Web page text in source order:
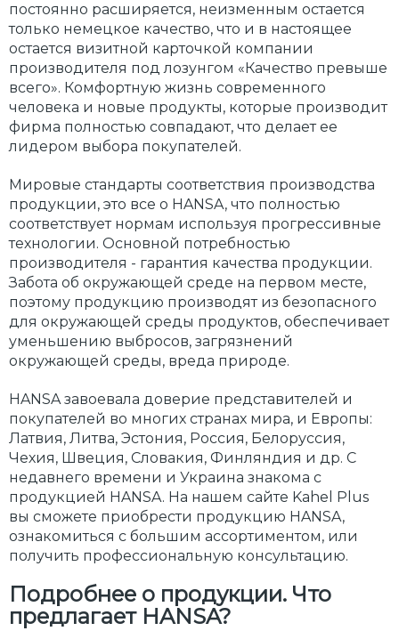
постоянно расширяется, неизменным остается
только немецкое качество, что и в настоящее
остается визитной карточкой компании
производителя под лозунгом «Качество превыше
всего». Комфортную жизнь современного
человека и новые продукты, которые производит
фирма полностью совпадают, что делает ее
лидером выбора покупателей.
Мировые стандарты соответствия производства
продукции, это все о HANSA, что полностью
соответствует нормам используя прогрессивные
технологии. Основной потребностью
производителя - гарантия качества продукции.
Забота об окружающей среде на первом месте,
поэтому продукцию производят из безопасного
для окружающей среды продуктов, обеспечивает
уменьшению выбросов, загрязнений
окружающей среды, вреда природе.
HANSA завоевала доверие представителей и
покупателей во многих странах мира, и Европы:
Латвия, Литва, Эстония, Россия, Белоруссия,
Чехия, Швеция, Словакия, Финляндия и др. С
недавнего времени и Украина знакома с
продукцией HANSA. На нашем сайте Kahel Plus
вы сможете приобрести продукцию HANSA,
ознакомиться с большим ассортиментом, или
получить профессиональную консультацию.
Подробнее о продукции. Что
предлагает HANSA?